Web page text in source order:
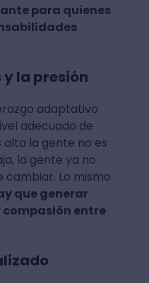
para quienes
y la presión
adaptativo
adecuado de
alta la gente no es
la gente ya no
cambiar. Lo mismo
que generar
entre